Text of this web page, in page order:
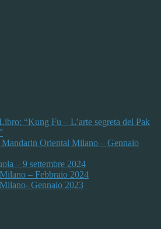
“Kung Fu – L’arte segreta del Pak
Oriental Milano – Gennaio
– 9 settembre 2024
– Febbraio 2024
Gennaio 2023